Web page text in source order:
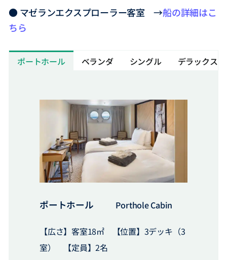
● マゼランエクスプローラー客室 →船の詳細はこ
ちら
ポートホール ベランダ シングル デラックス
ポートホール Porthole Cabin
【広さ】客室18㎡ 【位置】3デッキ（3
室） 【定員】2名